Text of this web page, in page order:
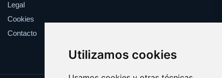
Utilizamos cookies
Legal
Cookies
Contacto